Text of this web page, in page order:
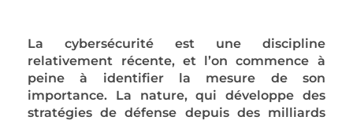
La cybersécurité est une discipline
relativement récente, et l’on commence à
peine à identifier la mesure de son
importance. La nature, qui développe des
stratégies de défense depuis des milliards